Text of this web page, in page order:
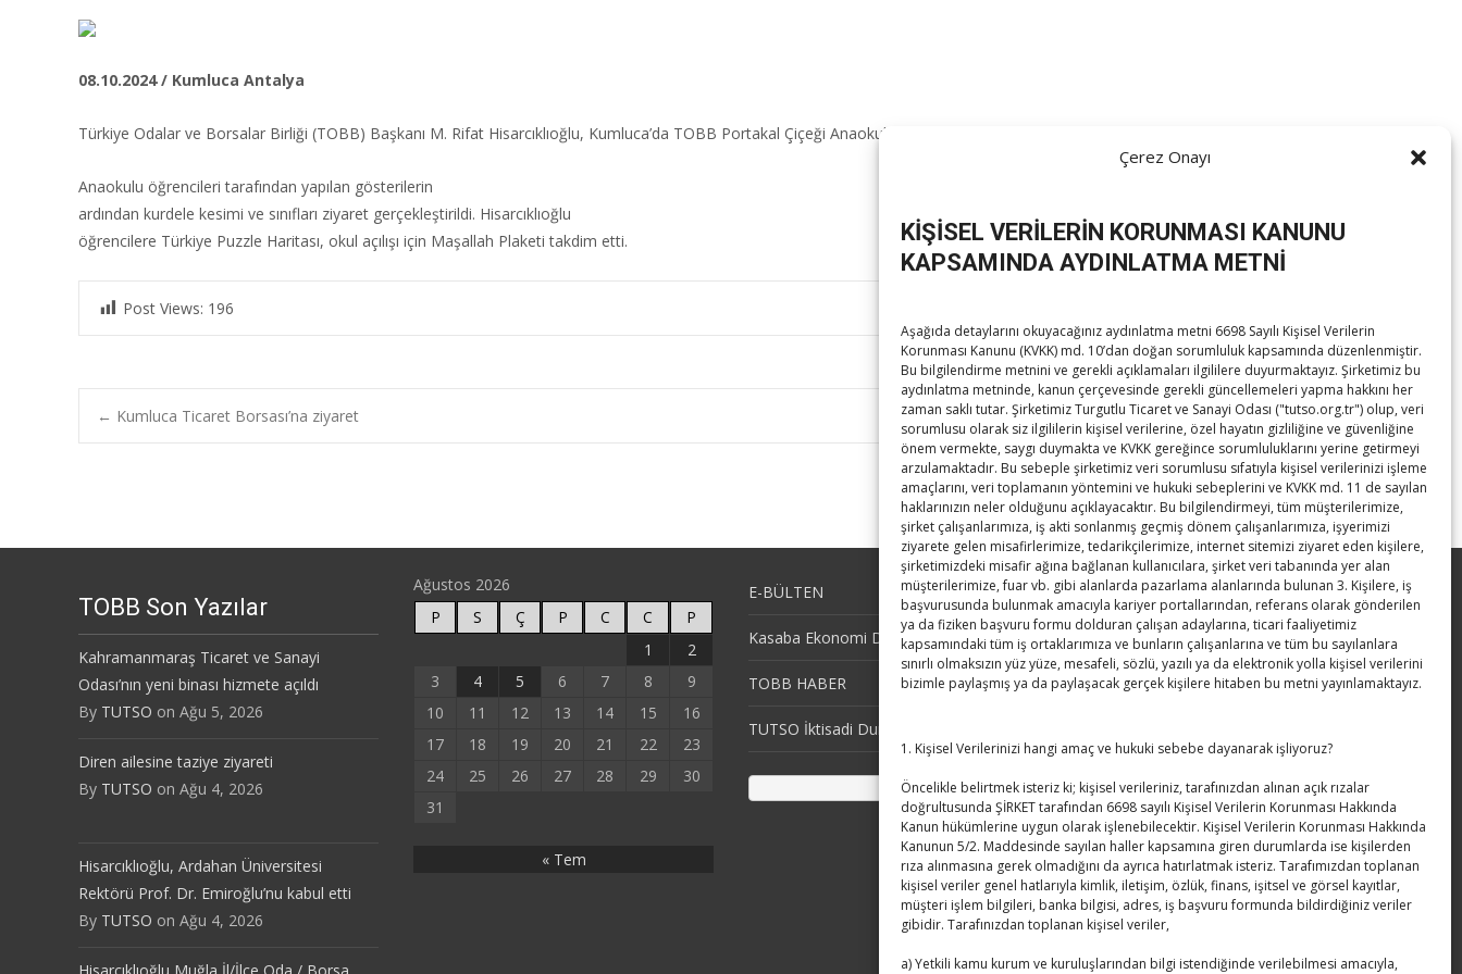
Çerez Onayı
KİŞİSEL VERİLERİN KORUNMASI KANUNU
KAPSAMINDA AYDINLATMA METNİ
Aşağıda detaylarını okuyacağınız aydınlatma metni 6698 Sayılı Kişisel Verilerin
Korunması Kanunu (KVKK) md. 10’dan doğan sorumluluk kapsamında düzenlenmiştir.
Bu bilgilendirme metnini ve gerekli açıklamaları ilgililere duyurmaktayız. Şirketimiz bu
aydınlatma metninde, kanun çerçevesinde gerekli güncellemeleri yapma hakkını her
zaman saklı tutar. Şirketimiz Turgutlu Ticaret ve Sanayi Odası ("tutso.org.tr") olup, veri
sorumlusu olarak siz ilgililerin kişisel verilerine, özel hayatın gizliliğine ve güvenliğine
önem vermekte, saygı duymakta ve KVKK gereğince sorumluluklarını yerine getirmeyi
arzulamaktadır. Bu sebeple şirketimiz veri sorumlusu sıfatıyla kişisel verilerinizi işleme
amaçlarını, veri toplamanın yöntemini ve hukuki sebeplerini ve KVKK md. 11 de sayılan
haklarınızın neler olduğunu açıklayacaktır. Bu bilgilendirmeyi, tüm müşterilerimize,
şirket çalışanlarımıza, iş akti sonlanmış geçmiş dönem çalışanlarımıza, işyerimizi
ziyarete gelen misafirlerimize, tedarikçilerimize, internet sitemizi ziyaret eden kişilere,
şirketimizdeki misafir ağına bağlanan kullanıcılara, şirket veri tabanında yer alan
müşterilerimize, fuar vb. gibi alanlarda pazarlama alanlarında bulunan 3. Kişilere, iş
başvurusunda bulunmak amacıyla kariyer portallarından, referans olarak gönderilen
ya da fiziken başvuru formu dolduran çalışan adaylarına, ticari faaliyetimiz
kapsamındaki tüm iş ortaklarımıza ve bunların çalışanlarına ve tüm bu sayılanlara
sınırlı olmaksızın yüz yüze, mesafeli, sözlü, yazılı ya da elektronik yolla kişisel verilerini
bizimle paylaşmış ya da paylaşacak gerçek kişilere hitaben bu metni yayınlamaktayız.
1. Kişisel Verilerinizi hangi amaç ve hukuki sebebe dayanarak işliyoruz?
Öncelikle belirtmek isteriz ki; kişisel verileriniz, tarafınızdan alınan açık rızalar
doğrultusunda ŞİRKET tarafından 6698 sayılı Kişisel Verilerin Korunması Hakkında
Kanun hükümlerine uygun olarak işlenebilecektir. Kişisel Verilerin Korunması Hakkında
Kanunun 5/2. Maddesinde sayılan haller kapsamına giren durumlarda ise kişilerden
rıza alınmasına gerek olmadığını da ayrıca hatırlatmak isteriz. Tarafımızdan toplanan
kişisel veriler genel hatlarıyla kimlik, iletişim, özlük, finans, işitsel ve görsel kayıtlar,
müşteri işlem bilgileri, banka bilgisi, adres, iş başvuru formunda bildirdiğiniz veriler
gibidir. Tarafınızdan toplanan kişisel veriler,
a) Yetkili kamu kurum ve kuruluşlarından bilgi istendiğinde verilebilmesi amacıyla,
08.10.2024 / Kumluca Antalya
Türkiye Odalar ve Borsalar Birliği (TOBB) Başkanı M. Rifat Hisarcıklıoğlu, Kumluca’da TOBB Portakal Çiçeği Anaokulu’nun açılış törenine katıldı.​
Anaokulu öğrencileri tarafından yapılan gösterilerin
ardından kurdele kesimi ve sınıfları ziyaret gerçekleştirildi. Hisarcıklıoğlu
öğrencilere Türkiye Puzzle Haritası, okul açılışı için Maşallah Plaketi takdim etti.
Post Views: 196
Post
← Kumluca Ticaret Borsası’na ziyaret Yöresel ürünler vitrine çıktı→
TOBB Son Yazılar
Kahramanmaraş Ticaret ve Sanayi
Odası’nın yeni binası hizmete açıldı
By TUTSO on Ağu 5, 2026
Diren ailesine taziye ziyareti
By TUTSO on Ağu 4, 2026
Hisarcıklıoğlu, Ardahan Üniversitesi
Rektörü Prof. Dr. Emiroğlu’nu kabul etti
By TUTSO on Ağu 4, 2026
Ağustos 2026
P
S Ç P C C
P
1
2
3
4 5 6 7 8
9
10
11 12 13 14 15
16
17
18 19 20 21 22
23
24
25 26 27 28 29
30
31
« Tem
E-BÜLTEN
Kasaba Ekonomi Dergisi
TOBB HABER
TUTSO İktisadi Durum Raporu
Kahramanmaraş Ticaret ve Sanayi
Odası’nın yeni binası hizmete açıldı
Diren ailesine taziye ziyareti
Rektörü Prof. Dr. Emiroğlu’nu kabul etti
Hisarcıklıoğlu Muğla İl/İlçe Oda / Borsa
Meclis Üyeleri ile buluştu
Hisarcıklıoğlu Muğla Ticaret Borsası’nı
ziyaret etti